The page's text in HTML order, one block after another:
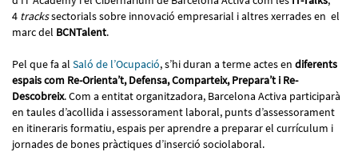
4 trackssectorials sobre innovació empresarial i altres xerrades en el
marc del BCNTalent.
Pel que fa al Saló de l’Ocupació, s’hi duran a terme actes en diferents
espais com Re-Orienta’t, Defensa, Comparteix, Prepara’t i Re-
Descobreix. Com a entitat organitzadora, Barcelona Activa participarà
en taules d’acollida i assessorament laboral, punts d’assessorament
en itineraris formatiu, espais per aprendre a preparar el currículum i
jornades de bones pràctiques d’inserció sociolaboral.